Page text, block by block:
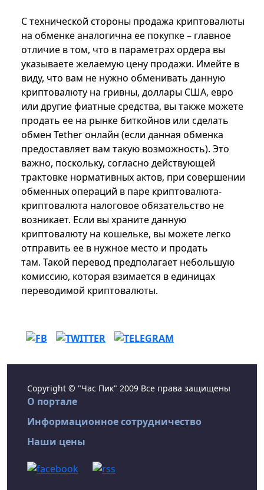
С технической стороны продажа криптовалюты
на обменке аналогична ее покупке – главное
отличие в том, что в параметрах ордера вы
указываете желаемую цену продажи. Имейте в
виду, что вам не нужно обменивать данную
криптовалюту на гривны, доллары США, евро
или другие фиатные средства, вы также можете
продать ее на рынке биткойнов или сделать
обмен Tether онлайн (если данная обменка
предоставляет вам такую возможность). Это
важно, поскольку, согласно действующей
трактовке нормативных актов, при совершении
обменных операций в паре криптовалюта-
криптовалюта налоговое обязательство не
возникает. Если вы храните данную
криптовалюту на кошельке, вы можете легко
отправить ее в нужное место и продать
там. Такой перевод предполагает небольшую
комиссию, которая взимается в единицах
переводимой криптовалюты.
Copyright © "Час Пик" 2009 Все права защищены
О портале
Информационное сотрудничество
Наши цены